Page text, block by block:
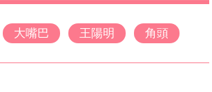
大嘴巴 王陽明 角頭